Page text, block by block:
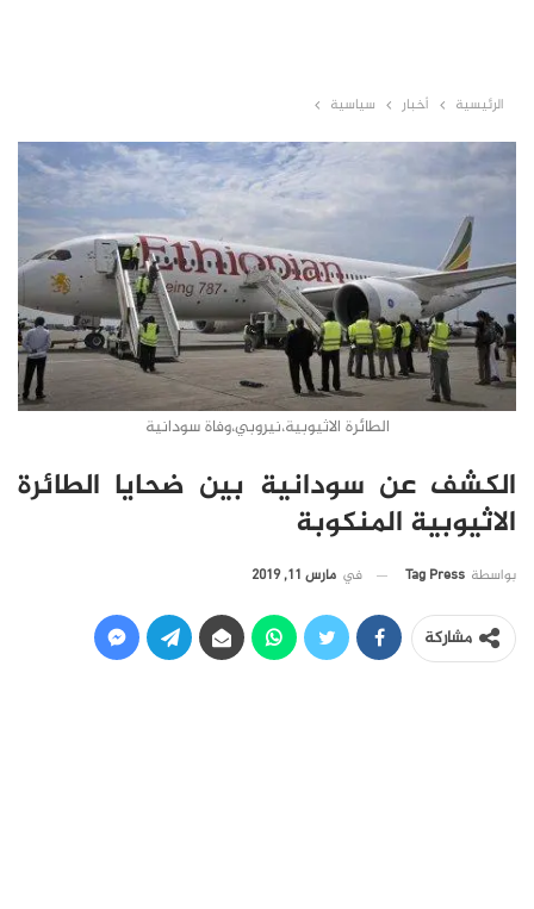
الرئيسية أخبار سياسية
الطائرة الاثيوبية،نيروبي،وفاة سودانية
الكشف عن سودانية بين ضحايا الطائرة
الاثيوبية المنكوبة
بواسطة Tag Press في مارس 11, 2019
مشاركة